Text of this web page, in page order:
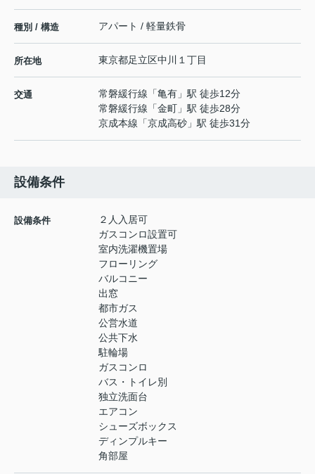
種別 / 構造 アパート / 軽量鉄骨
所在地 東京都足立区中川 １丁目
交通 常磐緩行線 「亀有 」駅 徒歩12分
常磐緩行線 「金町 」駅 徒歩28分
京成本線 「京成高砂 」駅 徒歩31分
設備条件
設備条件
２人入居可
ガスコンロ設置可
室内洗濯機置場
フローリング
バルコニー
出窓
都市ガス
公営水道
公共下水
駐輪場
ガスコンロ
バス・トイレ別
独立洗面台
エアコン
シューズボックス
ディンプルキー
角部屋